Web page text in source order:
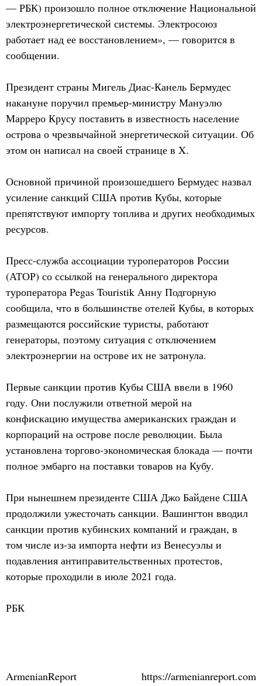
— РБК) произошло полное отключение Национальной
электроэнергетической системы. Электросоюз
работает над ее восстановлением», — говорится в
сообщении.
Президент страны Мигель Диас-Канель Бермудес
накануне поручил премьер-министру Мануэлю
Марреро Крусу поставить в известность население
острова о чрезвычайной энергетической ситуации. Об
этом он написал на своей странице в X.
Основной причиной произошедшего Бермудес назвал
усиление санкций США против Кубы, которые
препятствуют импорту топлива и других необходимых
ресурсов.
Пресс-служба ассоциации туроператоров России
(АТОР) со ссылкой на генерального директора
туроператора Pegas Touristik Анну Подгорную
сообщила, что в большинстве отелей Кубы, в которых
размещаются российские туристы, работают
генераторы, поэтому ситуация с отключением
электроэнергии на острове их не затронула.
Первые санкции против Кубы США ввели в 1960
году. Они послужили ответной мерой на
конфискацию имущества американских граждан и
корпораций на острове после революции. Была
установлена торгово-экономическая блокада — почти
полное эмбарго на поставки товаров на Кубу.
При нынешнем президенте США Джо Байдене США
продолжили ужесточать санкции. Вашингтон вводил
санкции против кубинских компаний и граждан, в
том числе из-за импорта нефти из Венесуэлы и
подавления антиправительственных протестов,
которые проходили в июле 2021 года.
РБК
ArmenianReport https://armenianreport.com